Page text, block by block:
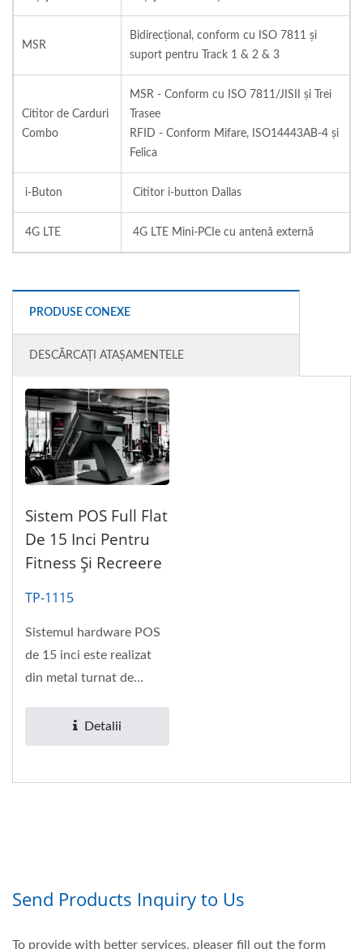
MSR
Bidirecțional, conform cu ISO 7811 și
suport pentru Track 1 & 2 & 3
Cititor de Carduri
Combo
MSR - Conform cu ISO 7811/JISII și Trei
Trasee
RFID - Conform Mifare, ISO14443AB-4 și
Felica
i-Buton Cititor i-button Dallas
4G LTE 4G LTE Mini-PCIe cu antenă externă
PRODUSE CONEXE
DESCĂRCAȚI ATAȘAMENTELE
Sistem POS Full Flat
De 15 Inci Pentru
Fitness Și Recreere
TP-1115
Sistemul hardware POS
de 15 inci este realizat
din metal turnat de
Detalii